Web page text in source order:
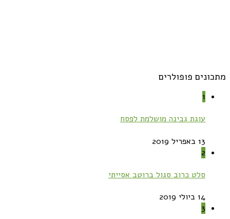
מתכונים פופולרים
1
עוגת גבינה מושלמת לפסח
13 באפריל 2019
2
סלט כרוב סגול ברוטב אסייתי
14 ביולי 2019
3